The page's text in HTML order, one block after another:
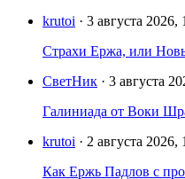
krutoi · 3 августа 2026,
Страхи Ержа, или
СветНик · 3 августа
Галиниада от Воки
krutoi · 2 августа 2026,
Как Ержь Падлов с